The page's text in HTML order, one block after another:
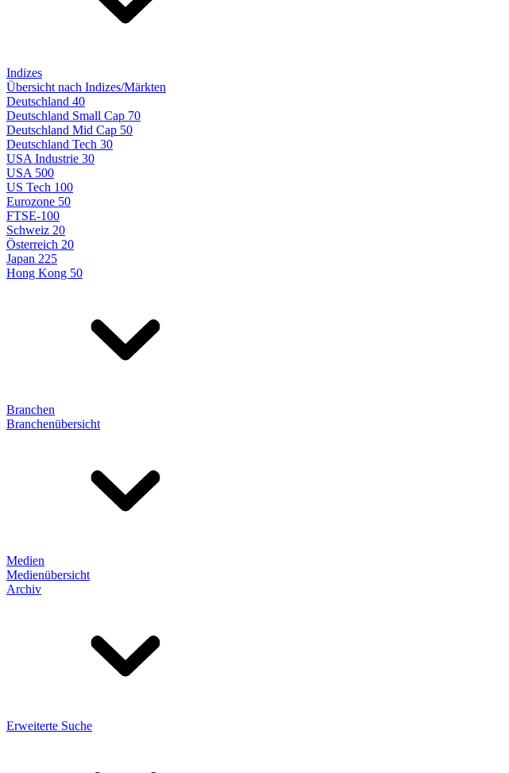
Indizes
Übersicht nach Indizes/Märkten
Deutschland 40
Deutschland Small Cap 70
Deutschland Mid Cap 50
Deutschland Tech 30
USA Industrie 30
USA 500
US Tech 100
Eurozone 50
FTSE-100
Schweiz 20
Österreich 20
Japan 225
Hong Kong 50
Branchen
Branchenübersicht
Medien
Medienübersicht
Archiv
Erweiterte Suche